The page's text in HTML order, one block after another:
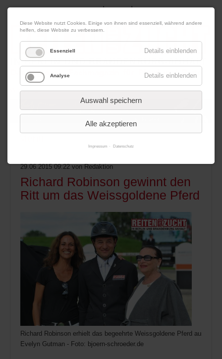
09. August 2026 Impressum|Kontakt|Datenschutz
Werbung
29.06.2015 09:22 von Redaktion
Richard Robinson gewinnt den
Ritt um das Weissgoldene Pferd
Richard Robinson erhielt das begeehrte Weissgoldene Pferd aus den
Evelyn Gutman - Foto: bjoern-schroeder.de
Diese Website nutzt Cookies. Einige von ihnen sind essenziell, während andere
helfen, diese Website zu verbessern.
Essenziell Details einblenden
Analyse Details einblenden
Auswahl speichern
Alle akzeptieren
Impressum Datenschutz